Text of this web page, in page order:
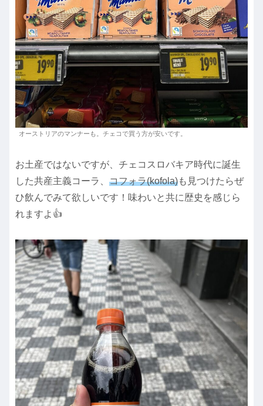
オーストリアのマンナーも。チェコで買う方が安いです。
お土産ではないですが、チェコスロバキア時代に誕生
した共産主義コーラ、 コフォラ(kofola)も見つけたらぜ
ひ飲んでみて欲しいです！味わいと共に歴史を感じら
れますよ👍